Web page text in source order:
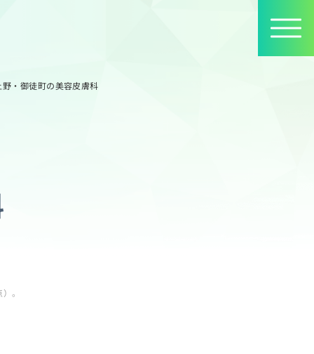
野・御徒町の美容皮膚科
。